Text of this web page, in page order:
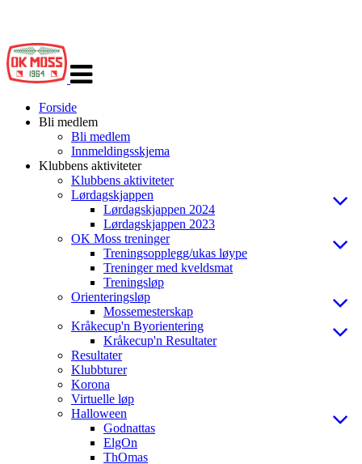
navigasjon
Forside
Bli medlem
Bli medlem
Innmeldingsskjema
Klubbens aktiviteter
Klubbens aktiviteter
Lørdagskjappen
Lørdagskjappen 2024
Lørdagskjappen 2023
OK Moss treninger
Treningsopplegg/ukas løype
Treninger med kveldsmat
Treningsløp
Orienteringsløp
Mossemesterskap
Kråkecup'n Byorientering
Kråkecup'n Resultater
Resultater
Klubbturer
Korona
Virtuelle løp
Halloween
Godnattas
ElgOn
ThOmas